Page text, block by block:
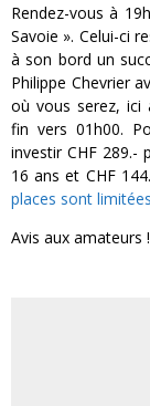
Rendez-vous à
Savoie ». Celui-ci
à son bord un
Philippe Chevrier
où vous serez, ici
fin vers 01h00.
investir CHF 289.-
16 ans et CHF
places sont
Avis aux amateurs !